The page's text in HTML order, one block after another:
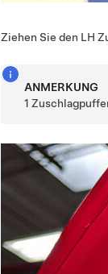
Ziehen Sie den LH
ANMERKUNG
1